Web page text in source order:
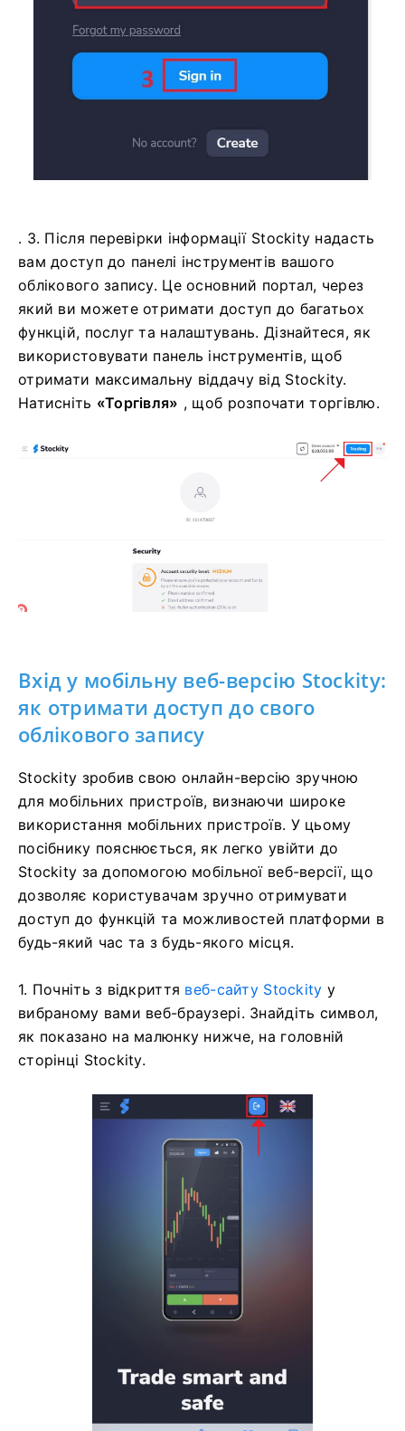
. 3. Після перевірки інформації Stockity надасть
вам доступ до панелі інструментів вашого
облікового запису. Це основний портал, через
який ви можете отримати доступ до багатьох
функцій, послуг та налаштувань. Дізнайтеся, як
використовувати панель інструментів, щоб
отримати максимальну віддачу від Stockity.
Натисніть «Торгівля» , щоб розпочати торгівлю.
Вхід у мобільну веб-версію Stockity:
як отримати доступ до свого
облікового запису
Stockity зробив свою онлайн-версію зручною
для мобільних пристроїв, визнаючи широке
використання мобільних пристроїв. У цьому
посібнику пояснюється, як легко увійти до
Stockity за допомогою мобільної веб-версії, що
дозволяє користувачам зручно отримувати
доступ до функцій та можливостей платформи в
будь-який час та з будь-якого місця.
1. Почніть з відкриття веб-сайту Stockity у
вибраному вами веб-браузері. Знайдіть символ,
як показано на малюнку нижче, на головній
сторінці Stockity.